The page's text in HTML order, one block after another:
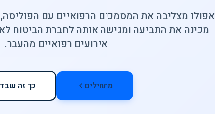
אפולו מצליבה את המסמכים הרפואיים עם הפוליסה,
מכינה את התביעה ומגישה אותה לחברת הביטוח
אירועים רפואיים מהעבר.
מתחילים כך זה עובד